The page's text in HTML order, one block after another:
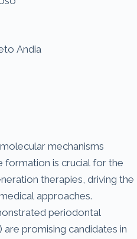
Andia
mechanisms
formation is crucial for the
therapies, driving the
approaches.
periodontal
are promising candidates in